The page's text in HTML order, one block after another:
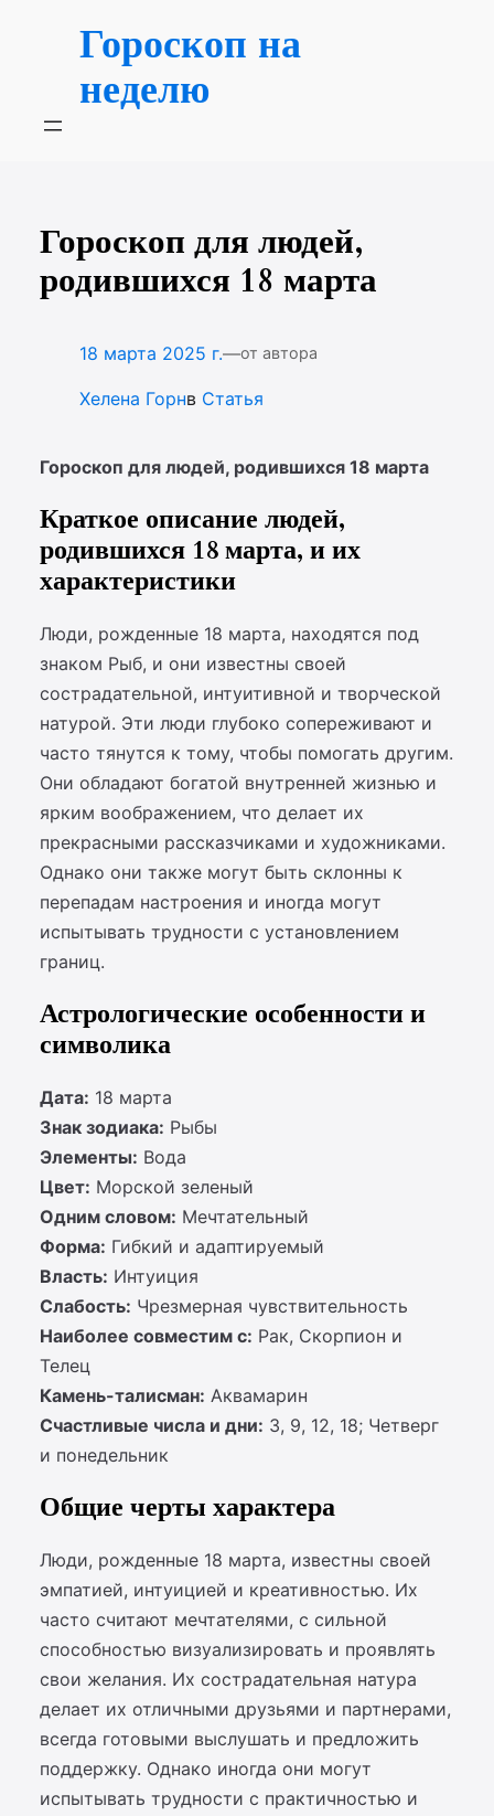
содержимомуГороскоп на
неделю
Гороскоп для людей,
родившихся 18 марта
18 марта 2025 г.—от автора
Хелена Горнв Статья
Гороскоп для людей, родившихся 18 марта
Краткое описание людей,
родившихся 18 марта, и их
характеристики
Люди, рожденные 18 марта, находятся под
знаком Рыб, и они известны своей
сострадательной, интуитивной и творческой
натурой. Эти люди глубоко сопереживают и
часто тянутся к тому, чтобы помогать другим.
Они обладают богатой внутренней жизнью и
ярким воображением, что делает их
прекрасными рассказчиками и художниками.
Однако они также могут быть склонны к
перепадам настроения и иногда могут
испытывать трудности с установлением
границ.
Астрологические особенности и
символика
Дата: 18 марта
Знак зодиака: Рыбы
Элементы: Вода
Цвет: Морской зеленый
Одним словом: Мечтательный
Форма: Гибкий и адаптируемый
Власть: Интуиция
Слабость: Чрезмерная чувствительность
Наиболее совместим с: Рак, Скорпион и
Телец
Камень-талисман: Аквамарин
Счастливые числа и дни: 3, 9, 12, 18; Четверг
и понедельник
Общие черты характера
Люди, рожденные 18 марта, известны своей
эмпатией, интуицией и креативностью. Их
часто считают мечтателями, с сильной
способностью визуализировать и проявлять
свои желания. Их сострадательная натура
делает их отличными друзьями и партнерами,
всегда готовыми выслушать и предложить
поддержку. Однако иногда они могут
испытывать трудности с практичностью и